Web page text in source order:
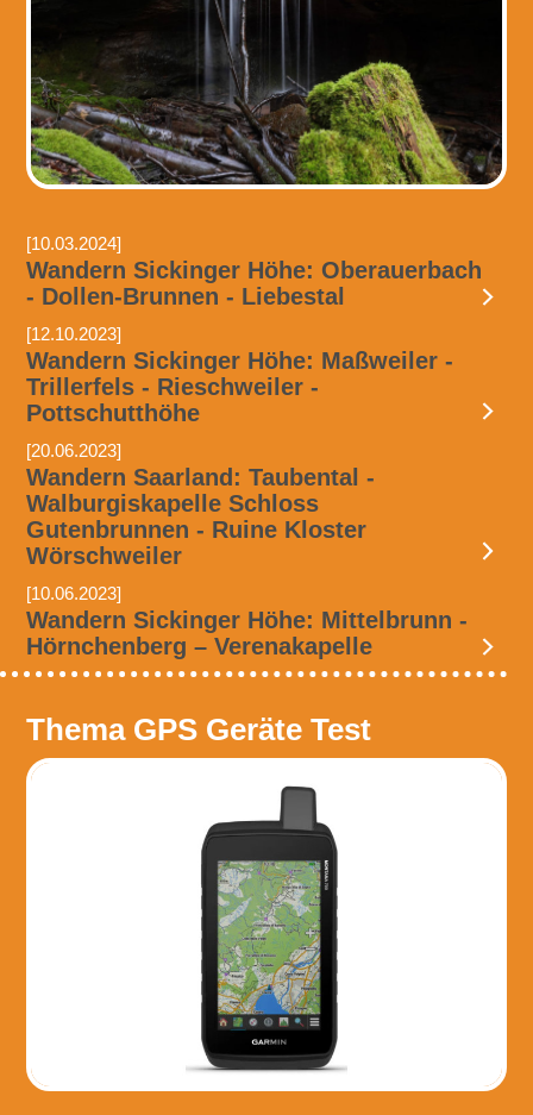
[10.03.2024]
Wandern Sickinger Höhe: Oberauerbach
- Dollen-Brunnen - Liebestal
[12.10.2023]
Wandern Sickinger Höhe: Maßweiler -
Trillerfels - Rieschweiler -
Pottschutthöhe
[20.06.2023]
Wandern Saarland: Taubental -
Walburgiskapelle Schloss
Gutenbrunnen - Ruine Kloster
Wörschweiler
[10.06.2023]
Wandern Sickinger Höhe: Mittelbrunn -
Hörnchenberg – Verenakapelle
Thema GPS Geräte Test